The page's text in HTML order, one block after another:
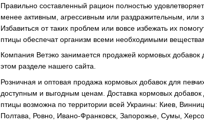
Правильно составленный рацион полностью
менее активным, агрессивным или раздражительным, или
Избавиться от таких проблем или вовсе избежать их
птицы обеспечат организм всеми необходимыми
Компания Ветэко занимается продажей кормовых добавок
этом разделе нашего сайта.
Розничная и оптовая продажа кормовых добавок для
доступным и выгодным ценам. Доставка кормовых добавок
птицы возможна по территории всей Украины: Киев,
Полтава, Ровно, Ивано-Франковск, Запорожье, Сумы,